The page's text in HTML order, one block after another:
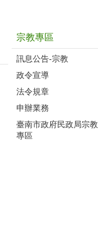
宗教專區
訊息公告-宗教
政令宣導
法令規章
申辦業務
臺南市政府民政局宗教
專區